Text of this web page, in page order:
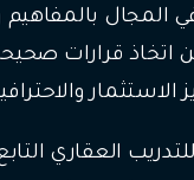
المجال
قرارات
العقاري